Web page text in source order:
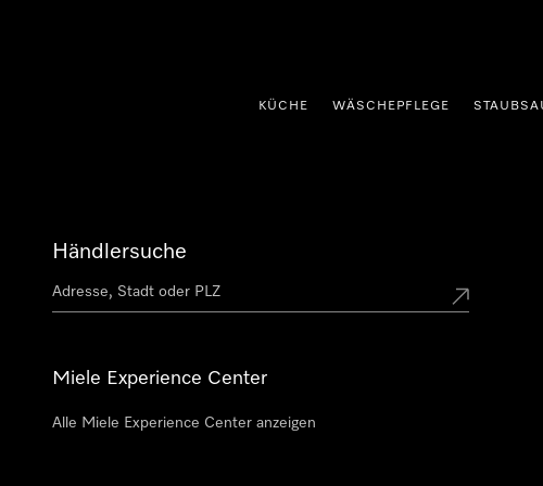
KÜCHE WÄSCHEPFLEGE
Händlersuche
Miele Experience Center
Alle Miele Experience Center anzeigen